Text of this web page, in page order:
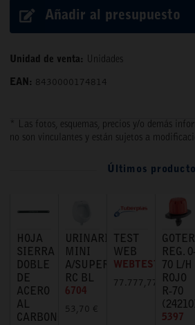
Añadir al presupuesto
Unidad de venta: Unidades
EAN: 8430000174814
* Las fotos, esquemas, precios y/o demás
no son vinculantes y están sujetos a
Últimos
HOJA
SIERRA
DOBLE
DE
ACERO
AL
CARBONO
URINARIO
MINI
A/SUPERIOR
RC BL
6704
53,70 €
TEST
WEB
WEBTEST
77.777,77 €
REG. 0-
70 L/H
ROJO
R-70
5397